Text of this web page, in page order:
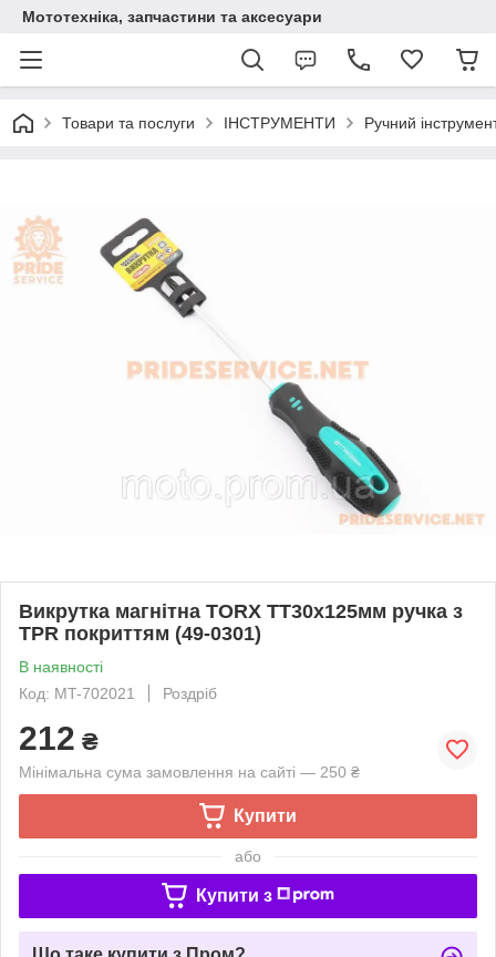
Мототехніка, запчастини та аксесуари
Товари та послуги ІНСТРУМЕНТИ Ручний
Викрутка магнітна TORX TT30x125мм ручка з
TPR покриттям (49-0301)
В наявності
Код: MT-702021
Роздріб
212 ₴
Мінімальна сума замовлення на сайті — 250 ₴
Купити
або
Купити з